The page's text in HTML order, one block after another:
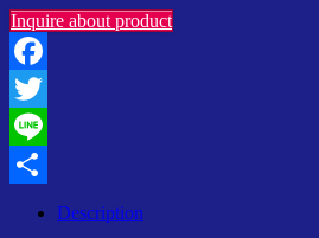
ー
／
SPARCO
／
Speedline
Corse
ア
ジ
ン
フ
ロ
ン
ト
リ
ッ
Inquire about product
Facebook
Twitter
Line
Description